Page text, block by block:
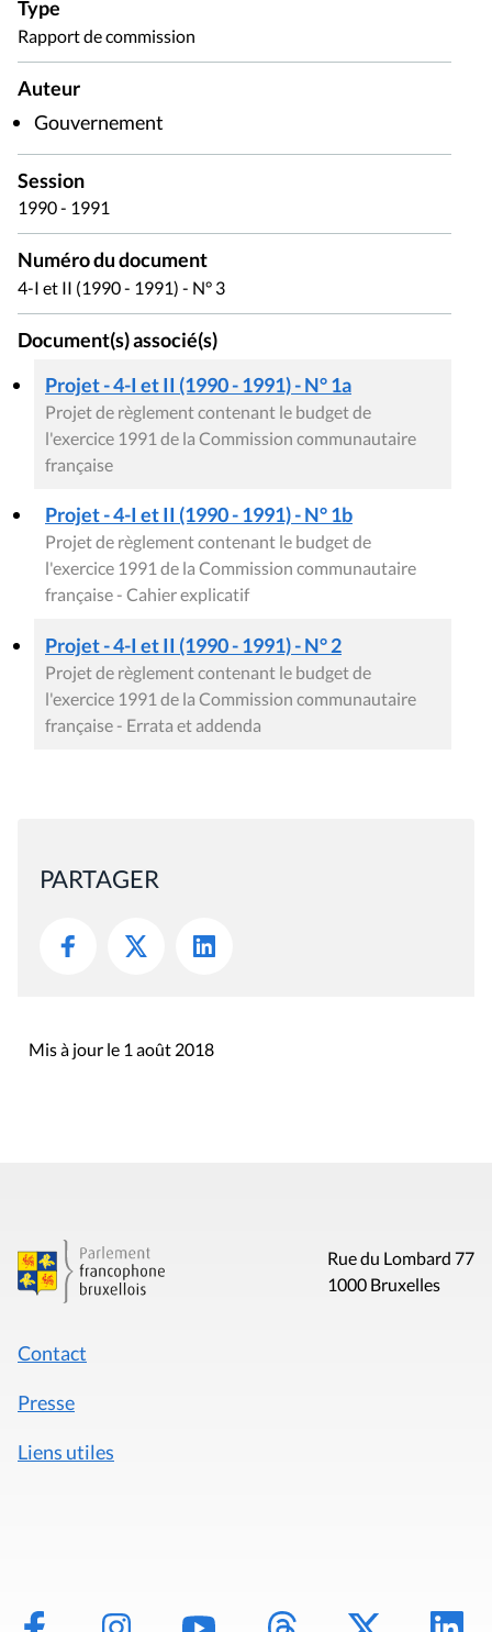
Type
Rapport de commission
Auteur
Gouvernement
Session
1990 - 1991
Numéro du document
4-I et II (1990 - 1991) - N° 3
Document(s) associé(s)
Projet - 4-I et II (1990 - 1991) - N° 1a
Projet de règlement contenant le budget de
l'exercice 1991 de la Commission communautaire
française
Projet - 4-I et II (1990 - 1991) - N° 1b
Projet de règlement contenant le budget de
l'exercice 1991 de la Commission communautaire
française - Cahier explicatif
Projet - 4-I et II (1990 - 1991) - N° 2
Projet de règlement contenant le budget de
l'exercice 1991 de la Commission communautaire
française - Errata et addenda
PARTAGER
Mis à jour le 1 août 2018
Rue du Lombard 77
1000 Bruxelles
Contact
Presse
Liens utiles